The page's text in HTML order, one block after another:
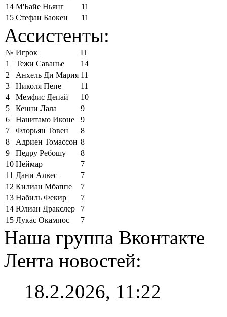
14 М'Байе Ньянг
11
15 Стефан Баокен 11
Ассистенты:
№ Игрок
П
1
Тежи Саванье
14
2
Анхель Ди Мария 11
3
Николя Пепе
11
4
Мемфис Депай
10
5
Кенни Лала
9
6
Нанитамо Иконе
9
7
Флорьян Товен
8
8
Адриен Томассон 8
9
Педру Ребошу
8
10 Неймар
7
11 Дани Алвес
7
12 Килиан Мбаппе
7
13 Набиль Фекир
7
14 Юлиан Дракслер
7
15 Лукас Окампос 7
Наша группа Вконтакте
Лента новостей:
18.2.2026, 11:22